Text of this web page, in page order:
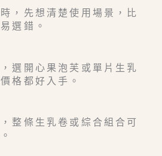
，先想清楚使用場景，比
選錯。
選開心果泡芙或單片生乳
格都好入手。
整條生乳卷或綜合組合可